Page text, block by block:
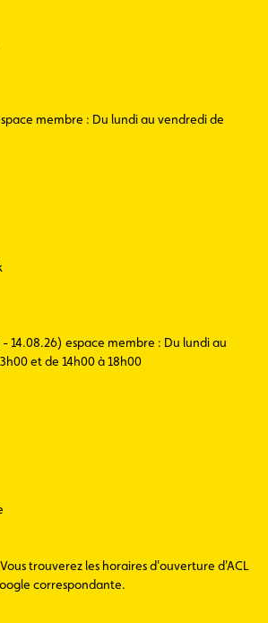
membre : Du lundi au vendredi de
14.08.26) espace membre : Du lundi au
et de 14h00 à 18h00
trouverez les horaires d'ouverture d'ACL
correspondante.